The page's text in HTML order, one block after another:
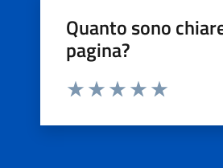
Quanto sono
pagina?